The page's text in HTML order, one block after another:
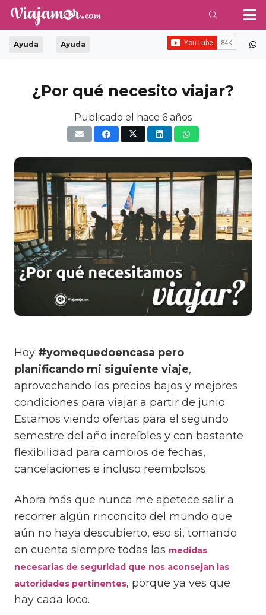
Ayuda Ayuda
¿Por qué necesito viajar?
Publicado el hace 6 años
Hoy #yomequedoencasa pero
planificando mi siguiente viaje,
aprovechando los precios bajos y mejores
condiciones para viajar a partir de junio.
Estamos viendo ofertas para el segundo
semestre del año increíbles y con bastante
flexibilidad para cambios de fechas,
cancelaciones e incluso reembolsos.
Ahora más que nunca me apetece salir a
recorrer algún rinconcito del mundo que
aún no haya descubierto, eso si, tomando
en cuenta siempre todas las medidas
necesarias de seguridad que nos aconsejan las
autoridades pertinentes, porque ya ves que
hay cada loco.